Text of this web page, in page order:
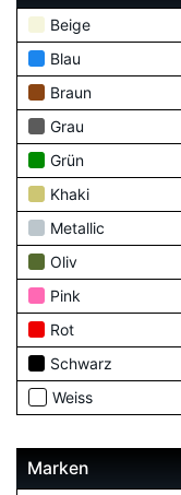
Beige
Blau
Braun
Grau
Grün
Khaki
Metallic
Oliv
Pink
Rot
Schwarz
Weiss
Marken